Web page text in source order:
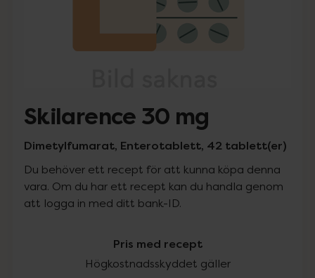
Skilarence 30 mg
Dimetylfumarat, Enterotablett, 42 tablett(er)
Du behöver ett recept för att kunna köpa denna
vara. Om du har ett recept kan du handla genom
att logga in med ditt bank-ID.
Pris med recept
Högkostnadsskyddet gäller